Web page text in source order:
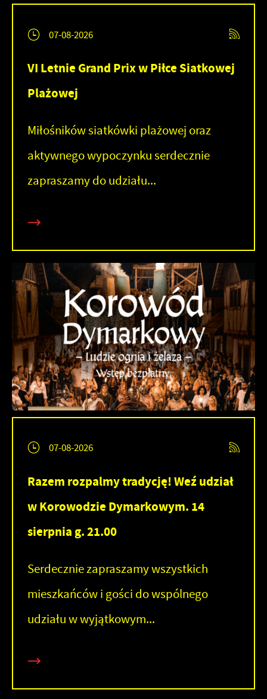
07-08-2026
VI Letnie Grand Prix w Piłce Siatkowej
Plażowej
Miłośników siatkówki plażowej oraz
aktywnego wypoczynku serdecznie
zapraszamy do udziału...
07-08-2026
Razem rozpalmy tradycję! Weź udział
w Korowodzie Dymarkowym. 14
sierpnia g. 21.00
Serdecznie zapraszamy wszystkich
mieszkańców i gości do wspólnego
udziału w wyjątkowym...